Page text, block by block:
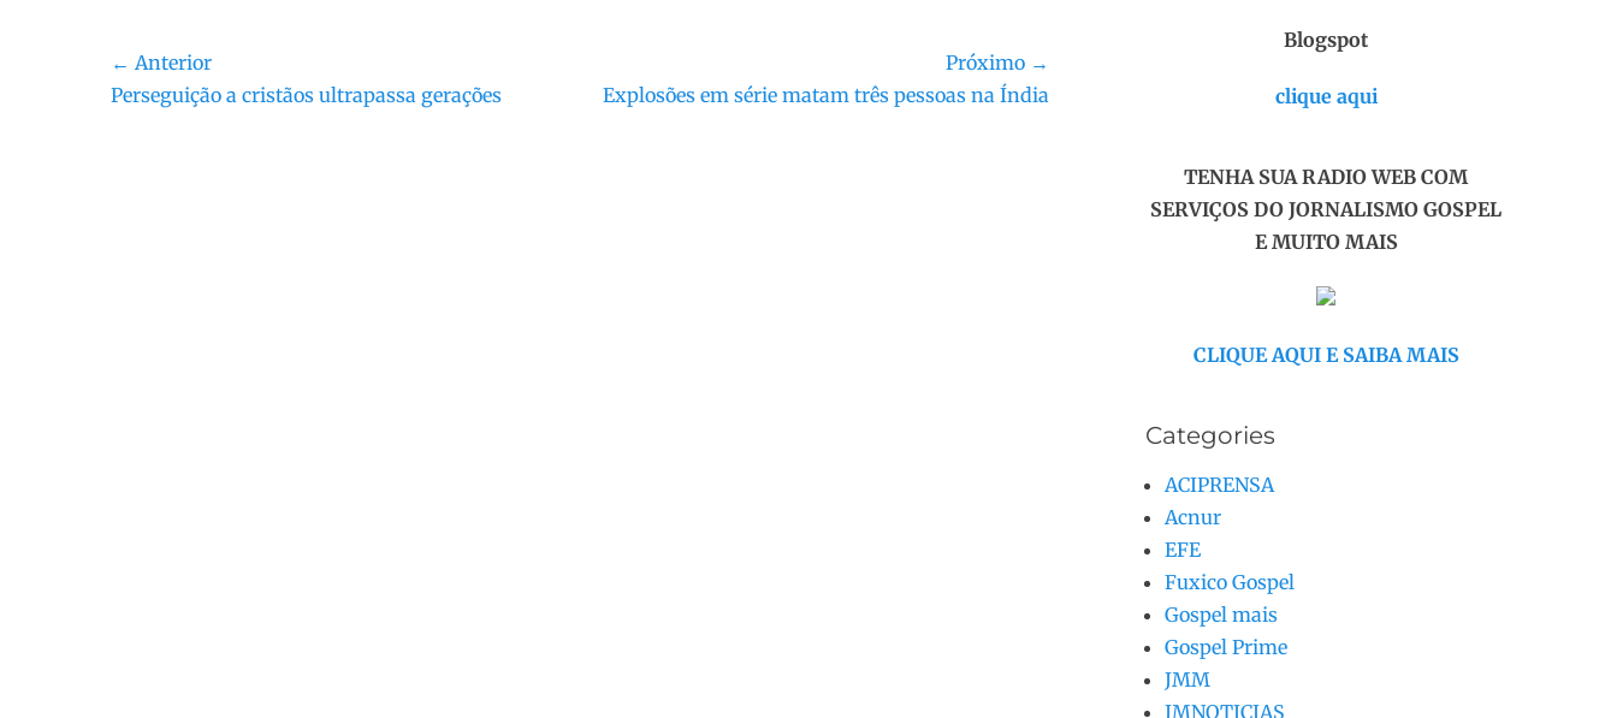
Navegação
de
← Anterior
Post
Perseguição a cristãos ultrapassa gerações
Próximo →
Próximo
Explosões em série matam três pessoas na Índia
Blogspot
clique aqui
TENHA SUA RADIO WEB COM
SERVIÇOS DO JORNALISMO GOSPEL
E MUITO MAIS
CLIQUE AQUI E SAIBA MAIS
Categories
ACIPRENSA
Acnur
EFE
Fuxico Gospel
Gospel mais
Gospel Prime
JMM
JMNOTICIAS